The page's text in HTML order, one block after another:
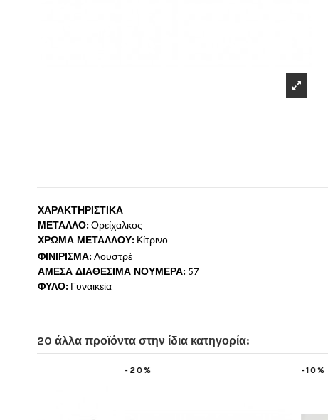
ΧΑΡΑΚΤΗΡΙΣΤΙΚΑ
ΜΕΤΑΛΛΟ: Ορείχαλκος
ΧΡΩΜΑ ΜΕΤΑΛΛΟΥ: Κίτρινο
ΦΙΝΙΡΙΣΜΑ: Λουστρέ
ΑΜΕΣΑ ΔΙΑΘΕΣΙΜΑ ΝΟΥΜΕΡΑ: 57
ΦΥΛΟ: Γυναικεία
20 άλλα προϊόντα στην ίδια κατηγορία: